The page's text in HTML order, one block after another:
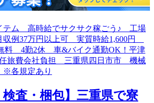
検査・梱包】三重県で寮